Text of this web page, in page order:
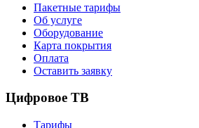
Пакетные тарифы
Об услуге
Оборудование
Карта покрытия
Оплата
Оставить заявку
Цифровое ТВ
Тарифы